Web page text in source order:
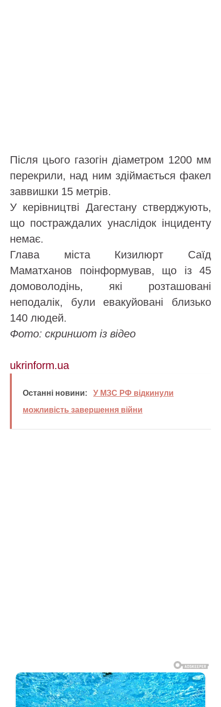
Після цього газогін діаметром 1200 мм
перекрили, над ним здіймається факел
заввишки 15 метрів.
У керівництві Дагестану стверджують,
що постраждалих унаслідок інциденту
немає.
Глава міста Кизилюрт Саїд
Маматханов поінформував, що із 45
домоволодінь, які розташовані
неподалік, були евакуйовані близько
140 людей.
Фото: скриншот із відео
ukrinform.ua
Останні новини:
У МЗС РФ відкинули
можливість завершення війни